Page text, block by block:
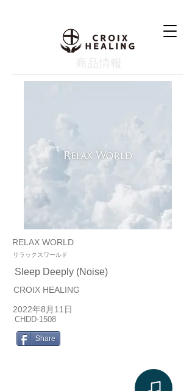
​商品情報
RELAX WORLD
リラックスワールド
Sleep Deeply (Noise)
CROIX HEALING
2022年8月11日
CHDD-1508
Share